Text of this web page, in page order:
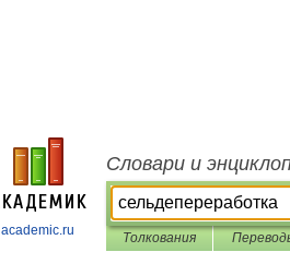
academic.ru
Словари и
Толкования